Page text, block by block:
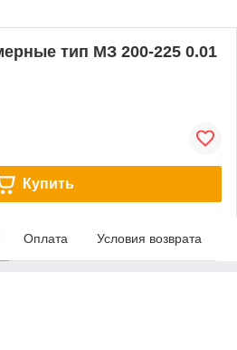
тип МЗ 200-225 0.01
Купить
Оплата Условия возврата